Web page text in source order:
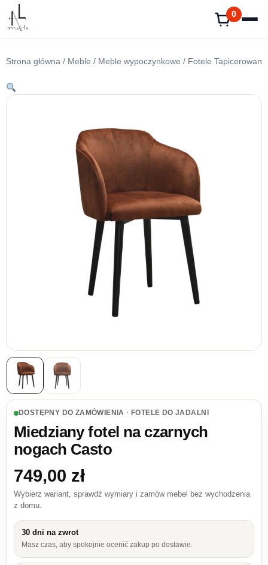
Przejdź
treści
0
Strona główna / Meble / Meble wypoczynkowe / Fotele Tapicerowane
DOSTĘPNY DO ZAMÓWIENIA · FOTELE DO JADALNI
Miedziany fotel na czarnych
nogach Casto
749,00 zł
Wybierz wariant, sprawdź wymiary i zamów mebel bez wychodzenia
z domu.
30 dni na zwrot
Masz czas, aby spokojnie ocenić zakup po dostawie.